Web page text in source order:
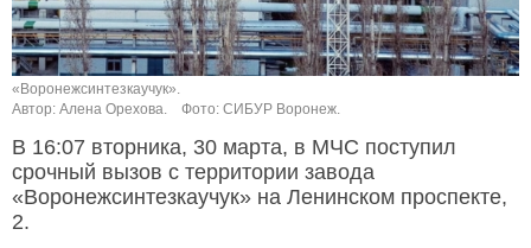
«Воронежсинтезкаучук».
Автор: Алена Орехова.
Фото: СИБУР Воронеж.
В 16:07 вторника, 30 марта, в МЧС поступил
срочный вызов с территории завода
«Воронежсинтезкаучук» на Ленинском проспекте,
2.